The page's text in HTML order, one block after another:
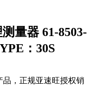
量器 61-8503-
：30S
，正规亚速旺授权销